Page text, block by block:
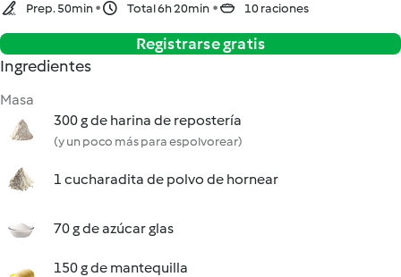
Prep. 50min Total 6h 20min 10 raciones
Registrarse gratis
Ingredientes
Masa
300 g de harina de repostería
(y un poco más para espolvorear)
1 cucharadita de polvo de hornear
70 g de azúcar glas
150 g de mantequilla